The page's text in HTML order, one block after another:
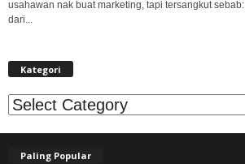
usahawan nak buat marketing, tapi tersangkut sebab:
dari...
Kategori
Kategori
Paling Popular